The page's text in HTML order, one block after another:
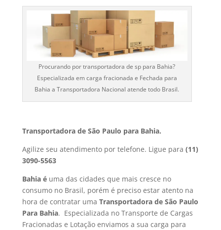
Procurando por transportadora de sp para Bahia?
Especializada em carga fracionada e Fechada para
Bahia a Transportadora Nacional atende todo Brasil.
Transportadora de São Paulo para Bahia.
Agilize seu atendimento por telefone. Ligue para (11)
3090-5563
Bahia éuma das cidades que mais cresce no
consumo no Brasil, porém é preciso estar atento na
hora de contratar uma Transportadora de São Paulo
Para Bahia. Especializada no Transporte de Cargas
Fracionadas e Lotação enviamos a sua carga para